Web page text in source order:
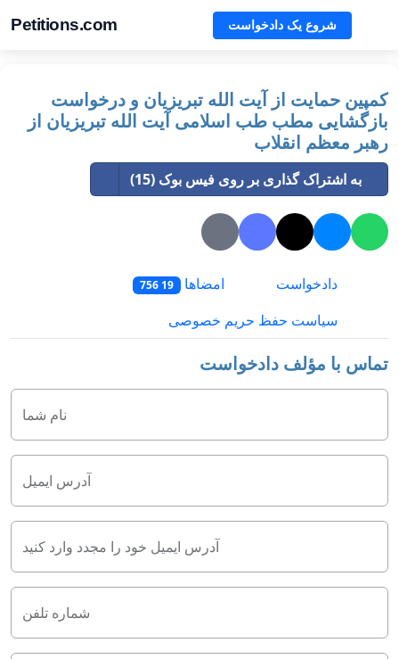
Petitions.com شروع یک دادخواست
کمپین حمایت از آیت الله تبریزیان و درخواست
بازگشایی مطب طب اسلامی آیت الله تبریزیان از
رهبر معظم انقلاب
به اشتراک گذاری بر روی فیس بوک (15)
دادخواست امضاها 19 756
سیاست حفظ حریم خصوصی
تماس با مؤلف دادخواست
نام شما
آدرس ایمیل
آدرس ایمیل خود را مجدد وارد کنید
شماره تلفن